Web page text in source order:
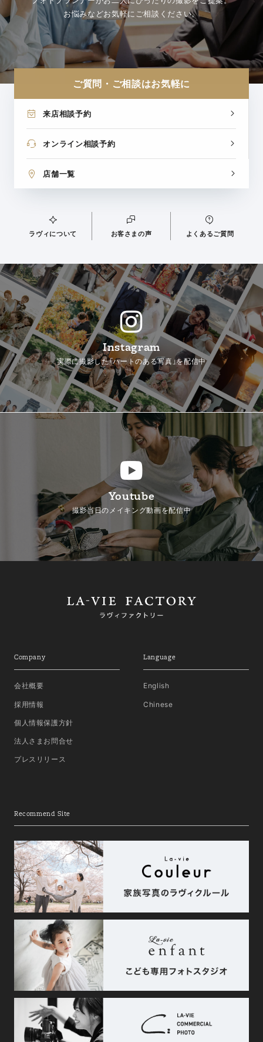
お悩みなどお気軽にご相談ください。
ご質問・ご相談はお気軽に
来店相談予約
オンライン相談予約
店舗一覧
ラヴィについて お客さまの声 よくあるご質問
Instagram
実際に撮影した「ハートのある写真」を配信中
Youtube
撮影当日のメイキング動画を配信中
Company
会社概要
採用情報
個人情報保護方針
法人さまお問合せ
プレスリリース
Language
English
Chinese
Recommend Site